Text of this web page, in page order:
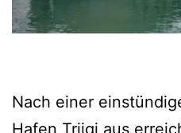
Nach einer
Hafen Triigi aus